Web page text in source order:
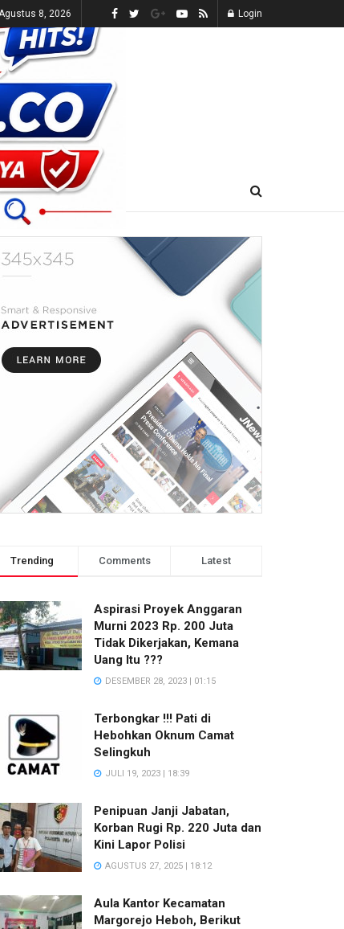
8, 2026 Login
E-KORAN LIVE TV
Trending Comments Latest
Aspirasi Proyek Anggaran
Murni 2023 Rp. 200 Juta
Tidak Dikerjakan, Kemana
Uang Itu ???
DESEMBER 28, 2023 | 01:15
Terbongkar !!! Pati di
Hebohkan Oknum Camat
Selingkuh
JULI 19, 2023 | 18:39
Penipuan Janji Jabatan,
Korban Rugi Rp. 220 Juta dan
Kini Lapor Polisi
AGUSTUS 27, 2025 | 18:12
Aula Kantor Kecamatan
Margorejo Heboh, Berikut